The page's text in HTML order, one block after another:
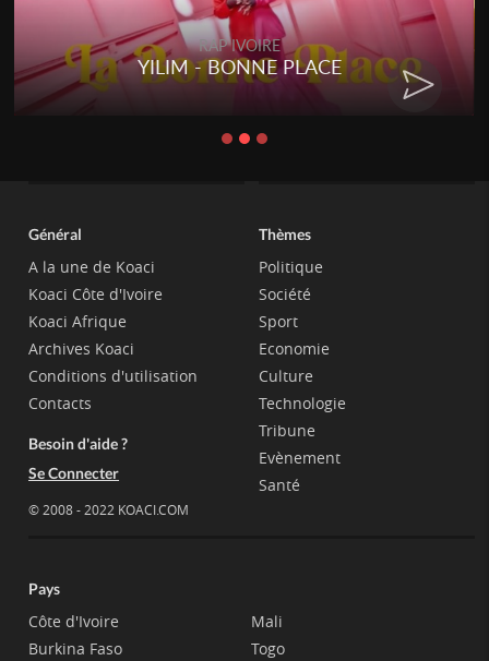
IVOIRE
PLACE
RAP
RENARD
Général
A la une de Koaci
Koaci Côte d'Ivoire
Koaci Afrique
Archives Koaci
Conditions d'utilisation
Contacts
Besoin d'aide ?
Se Connecter
© 2008 - 2022 KOACI.COM
Thèmes
Politique
Société
Sport
Economie
Culture
Technologie
Tribune
Evènement
Santé
Pays
Côte d'Ivoire
Burkina Faso
Mali
Togo